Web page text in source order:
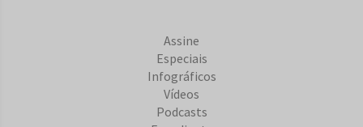
Assine
Especiais
Infográficos
Vídeos
Podcasts